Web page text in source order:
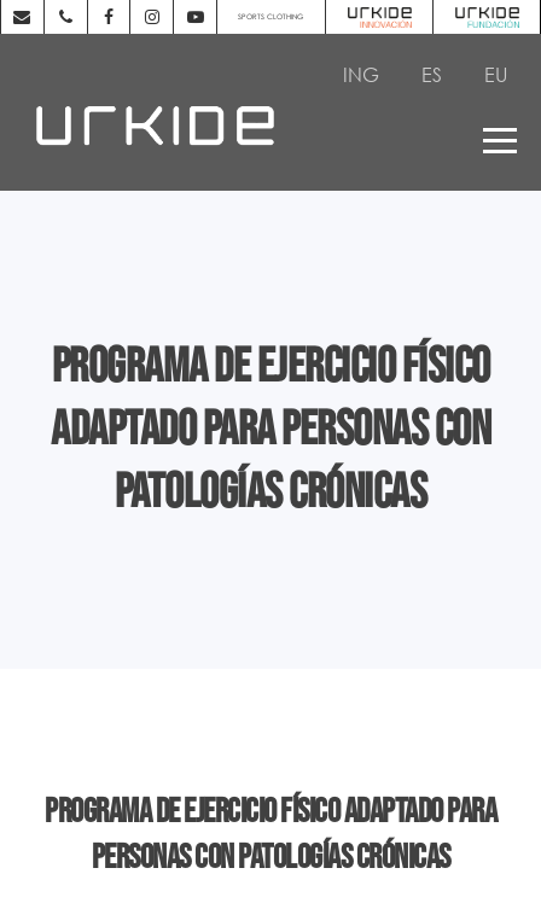
SPORTS CLOTHING
ING ES EU
Programa de ejercicio físico
adaptado para personas con
patologías crónicas
Programa de ejercicio físico adaptado para
personas con patologías crónicas